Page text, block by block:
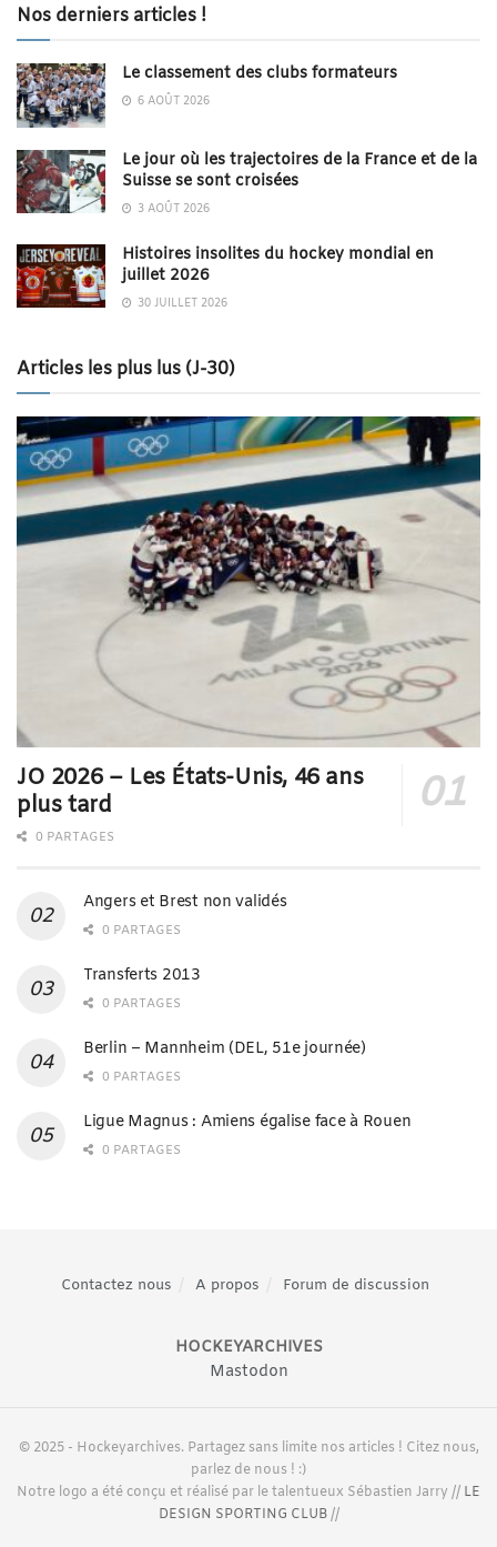
Nos derniers articles !
Le classement des clubs formateurs
6 AOÛT 2026
Le jour où les trajectoires de la France et de la
Suisse se sont croisées
3 AOÛT 2026
Histoires insolites du hockey mondial en
juillet 2026
30 JUILLET 2026
Articles les plus lus (J-30)
JO 2026 – Les États-Unis, 46 ans
plus tard
0 PARTAGES
Angers et Brest non validés
0 PARTAGES
Transferts 2013
0 PARTAGES
Berlin – Mannheim (DEL, 51e journée)
0 PARTAGES
Ligue Magnus : Amiens égalise face à Rouen
0 PARTAGES
Contactez nous A propos Forum de discussion
HOCKEYARCHIVES
Mastodon
© 2025 - Hockeyarchives. Partagez sans limite nos articles ! Citez nous,
parlez de nous ! :)
Notre logo a été conçu et réalisé par le talentueux Sébastien Jarry // LE
DESIGN SPORTING CLUB//